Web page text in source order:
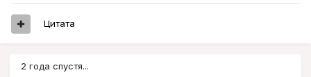
Цитата
2 года спустя...